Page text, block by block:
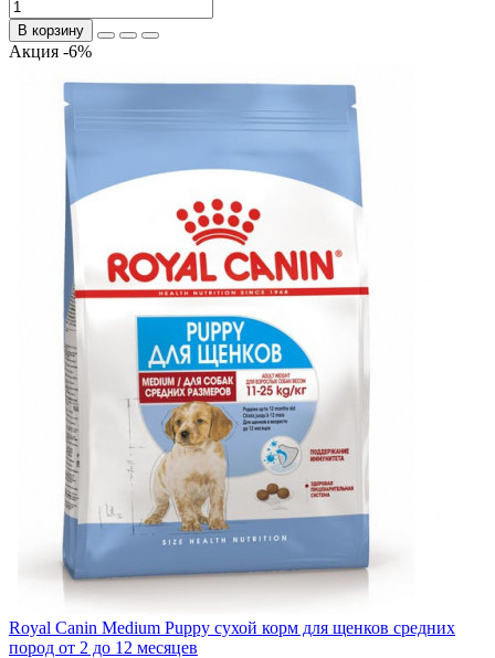
В корзину
Акция -6%
Royal Canin Medium Puppy сухой корм для щенков средних
пород от 2 до 12 месяцев